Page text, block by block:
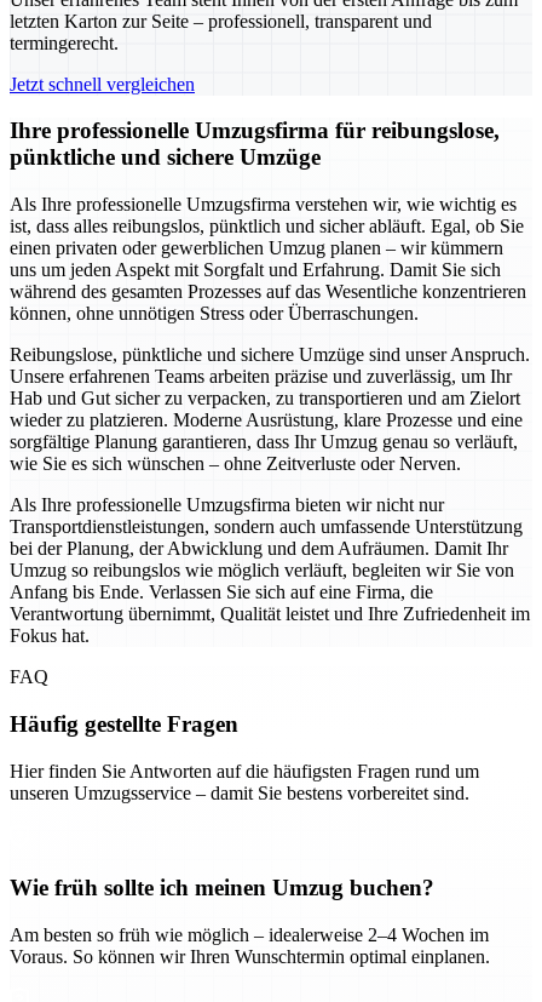
letzten Karton zur Seite – professionell, transparent und
termingerecht.
Jetzt schnell vergleichen
Ihre professionelle Umzugsfirma für reibungslose,
pünktliche und sichere Umzüge
Als Ihre professionelle Umzugsfirma verstehen wir, wie wichtig es
ist, dass alles reibungslos, pünktlich und sicher abläuft. Egal, ob Sie
einen privaten oder gewerblichen Umzug planen – wir kümmern
uns um jeden Aspekt mit Sorgfalt und Erfahrung. Damit Sie sich
während des gesamten Prozesses auf das Wesentliche konzentrieren
können, ohne unnötigen Stress oder Überraschungen.
Reibungslose, pünktliche und sichere Umzüge sind unser Anspruch.
Unsere erfahrenen Teams arbeiten präzise und zuverlässig, um Ihr
Hab und Gut sicher zu verpacken, zu transportieren und am Zielort
wieder zu platzieren. Moderne Ausrüstung, klare Prozesse und eine
sorgfältige Planung garantieren, dass Ihr Umzug genau so verläuft,
wie Sie es sich wünschen – ohne Zeitverluste oder Nerven.
Als Ihre professionelle Umzugsfirma bieten wir nicht nur
Transportdienstleistungen, sondern auch umfassende Unterstützung
bei der Planung, der Abwicklung und dem Aufräumen. Damit Ihr
Umzug so reibungslos wie möglich verläuft, begleiten wir Sie von
Anfang bis Ende. Verlassen Sie sich auf eine Firma, die
Verantwortung übernimmt, Qualität leistet und Ihre Zufriedenheit im
Fokus hat.
FAQ
Häufig gestellte Fragen
Hier finden Sie Antworten auf die häufigsten Fragen rund um
unseren Umzugsservice – damit Sie bestens vorbereitet sind.
Wie früh sollte ich meinen Umzug buchen?
Am besten so früh wie möglich – idealerweise 2–4 Wochen im
Voraus. So können wir Ihren Wunschtermin optimal einplanen.